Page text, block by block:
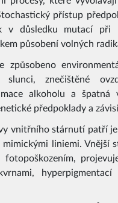
přístup
v důsledku mutací při
působení volných
způsobeno
slunci, znečištěné
alkoholu a špatná
předpoklady a
vnitřního stárnutí patří
mimickými liniemi. Vnější
fotopoškozením,